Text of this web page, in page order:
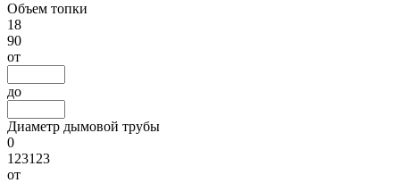
Объем топки
18
90
от
до
Диаметр дымовой трубы
0
123123
от